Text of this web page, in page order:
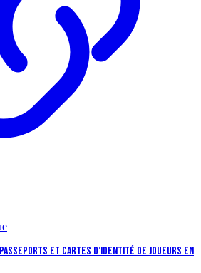
et cartes d’identité de joueurs en